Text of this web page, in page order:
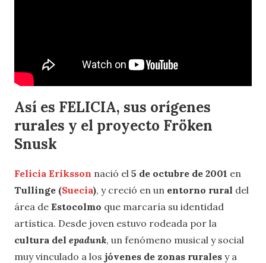
Así es FELICIA, sus orígenes
rurales y el proyecto Fröken
Snusk
Felicia Eriksson nació el 5 de octubre de 2001 en
Tullinge (Suecia), y creció en un entorno rural del
área de Estocolmo que marcaría su identidad
artística. Desde joven estuvo rodeada por la
cultura del epadunk, un fenómeno musical y social
muy vinculado a los jóvenes de zonas rurales y a